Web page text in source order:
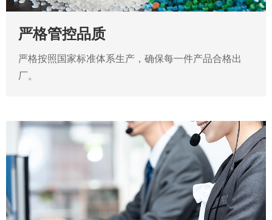
严格管控品质
严格按照国家标准体系生产，确保每一件产品合格出
厂。